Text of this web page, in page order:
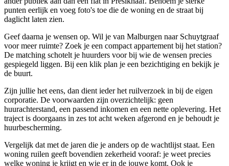
punten eerlijk en voeg foto's toe die de woning en de straat bij
daglicht laten zien.
Geef daarna je wensen op. Wil je van Malburgen naar Schuytgraaf
voor meer ruimte? Zoek je een compact appartement bij het station?
De matching schotelt je huurders voor bij wie de wensen precies
gespiegeld liggen. Bij een klik plan je een bezichtiging en bekijk je
de buurt.
Zijn jullie het eens, dan dient ieder het ruilverzoek in bij de eigen
corporatie. De voorwaarden zijn overzichtelijk: geen
huurachterstand, een passend inkomen en een nette oplevering. Het
traject is doorgaans in zes tot acht weken afgerond en je behoudt je
huurbescherming.
Vergelijk dat met de jaren die je anders op de wachtlijst staat. Een
woning ruilen geeft bovendien zekerheid vooraf: je weet precies
welke woning je krijgt en wie er in de jouwe komt. Ook je